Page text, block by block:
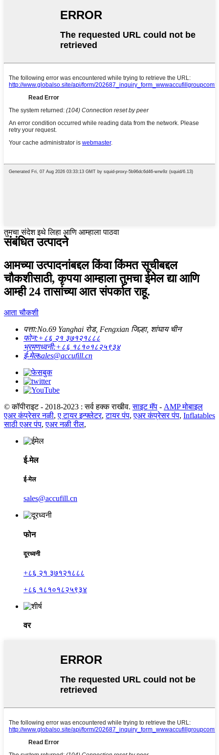
तुमचा संदेश इथे लिहा आणि आम्हाला पाठवा
संबंधित उत्पादने
आमच्या उत्पादनांबद्दल किंवा किंमत सूचीबद्दल
चौकशीसाठी, कृपया आम्हाला तुमचा ईमेल द्या आणि
आम्ही 24 तासांच्या आत संपर्कात राहू.
आता चौकशी
पत्ता:No.69 Yanghai रोड, Fengxian जिल्हा, शांघाय चीन
फोन:+८६ २१ ३७१२१८८८
भ्रमणध्वनी:+८६ १८१०१८२५९३४
ई-मेलsales@accufill.cn
© कॉपीराइट - 2018-2023 : सर्व हक्क राखीव. साइट मॅप - AMP मोबाइल
एअर कंप्रेसर नळी,ए टायर इन्फ्लेटर,टायर पंप,एअर कंप्रेसर पंप, Inflatables
साठी एअर पंप,एअर नळी रील,
ई-मेल
ई-मेल
sales@accufill.cn
फोन
दूरध्वनी
+८६ २१ ३७१२१८८८
+८६ १८१०१८२५९३४
वर